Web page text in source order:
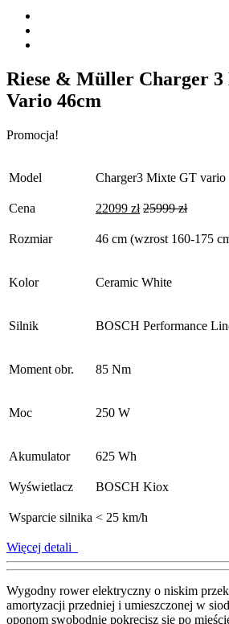
Riese & Müller Charger
Vario 46cm
Promocja!
Model Charger3 Mixte GT vario
Cena 22099 zł 25999zł
Rozmiar 46 cm (wzrost 160-175
Kolor Ceramic White
Silnik BOSCH Performance
Moment obr. 85 Nm
Moc 250 W
Akumulator 625 Wh
Wyświetlacz BOSCH Kiox
Wsparcie silnika < 25 km/h
Więcej detali
Wygodny rower elektryczny o niskim
amortyzacji przedniej i umieszczonej w
oponom swobodnie pokręcisz się po